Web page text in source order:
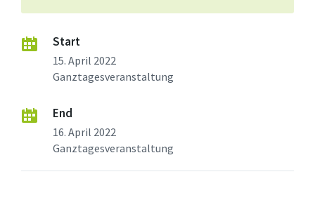
Start
15. April 2022
Ganztagesveranstaltung
End
16. April 2022
Ganztagesveranstaltung